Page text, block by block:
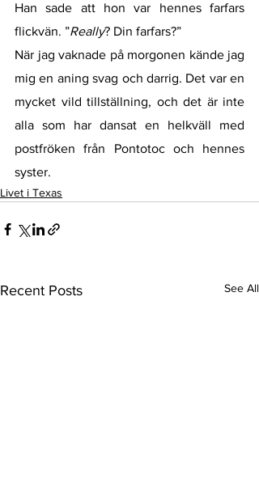
Han sade att hon var hennes farfars
flickvän. ”Really? Din farfars?”
När jag vaknade på morgonen kände jag
mig en aning svag och darrig. Det var en
mycket vild tillställning, och det är inte
alla som har dansat en helkväll med
postfröken från Pontotoc och hennes
syster.
Livet i Texas
Recent Posts See All